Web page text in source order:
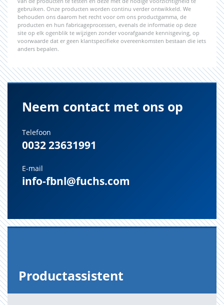
gebruiken. Onze producten worden continu verder ontwikkeld. We
behouden ons daarom het recht voor om ons productgamma, de
producten en hun fabricageprocessen, evenals de informatie op deze
site op elk ogenblik te wijzigen zonder voorafgaande kennisgeving, op
voorwaarde dat er geen klantspecifieke overeenkomsten bestaan die iets
anders bepalen.
Neem contact met ons op
Telefoon
0032 23631991
E-mail
info-fbnl@fuchs.com
Pro­duct­as­sis­tent